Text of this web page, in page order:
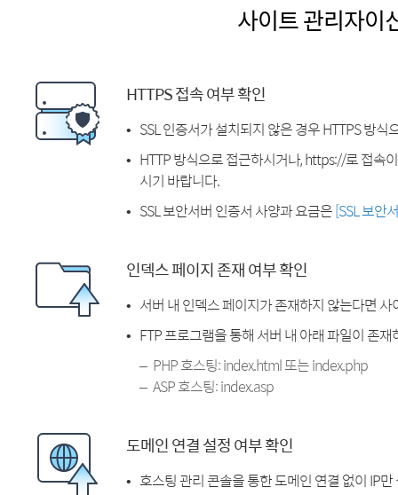
사이트 관리자이
HTTPS 접속 여부 확인
SSL 인증서가 설치되지 않은 경우 HTTPS 방식
HTTP 방식으로 접근하시거나, https://로 접속
시기 바랍니다.
SSL 보안서버 인증서 사양과 요금은[SSL 보안
인덱스 페이지 존재 여부 확인
서버 내 인덱스 페이지가 존재하지 않는다면
FTP 프로그램을 통해 서버 내 아래 파일이 존
PHP 호스팅: index.html 또는 index.php
ASP 호스팅: index.asp
도메인 연결 설정 여부 확인
호스팅 관리 콘솔을 통한 도메인 연결 없이 IP